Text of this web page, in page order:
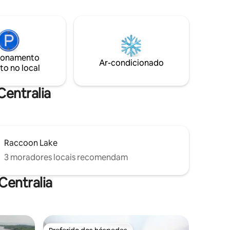
ou
Espero
os animais de estimação são negociáveis.
no local
Ar-condicionado
Raccoon Lake
3 moradores locais recomendam